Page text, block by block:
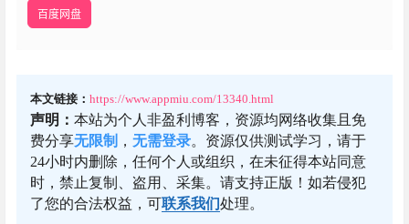
百度网盘
本文链接： https://www.appmiu.com/13340.html
声明： 本站为个人非盈利博客，资源均网络收集且免
费分享无限制 ， 无需登录。资源仅供测试学习，请于
24小时内删除，任何个人或组织，在未征得本站同意
时，禁止复制、盗用、采集。请支持正版！如若侵犯
了您的合法权益，可联系我们处理。